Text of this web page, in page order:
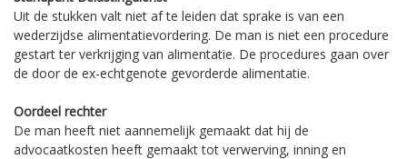
Uit de stukken valt niet af te leiden dat sprake is van een
wederzijdse alimentatievordering. De man is niet een procedure
gestart ter verkrijging van alimentatie. De procedures gaan over
de door de ex-echtgenote gevorderde alimentatie.
Oordeel rechter
De man heeft niet aannemelijk gemaakt dat hij de
advocaatkosten heeft gemaakt tot verwerving, inning en